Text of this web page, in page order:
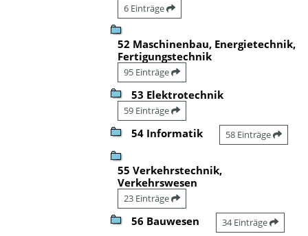
6 Einträge
52 Maschinenbau, Energietechnik,
Fertigungstechnik
95 Einträge
53 Elektrotechnik
59 Einträge
54 Informatik 58 Einträge
55 Verkehrstechnik,
Verkehrswesen
23 Einträge
56 Bauwesen 34 Einträge